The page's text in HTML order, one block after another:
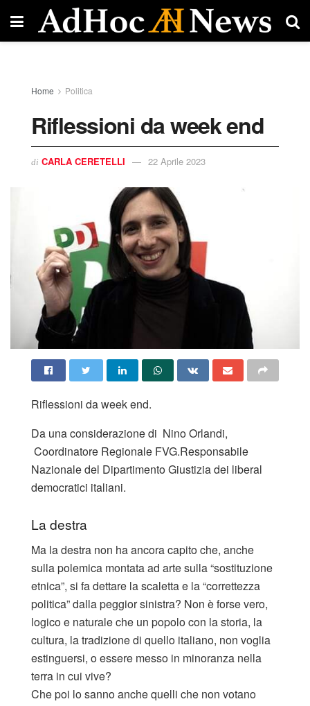
Home Politica
Riflessioni da week end
di CARLA CERETELLI 22 Aprile 2023
Riflessioni da week end.
Da una considerazione di Nino Orlandi,
Coordinatore Regionale FVG.Responsabile
Nazionale del Dipartimento Giustizia dei liberal
democratici italiani.
La destra
Ma la destra non ha ancora capito che, anche
sulla polemica montata ad arte sulla “sostituzione
etnica”, si fa dettare la scaletta e la “correttezza
politica” dalla peggior sinistra? Non è forse vero,
logico e naturale che un popolo con la storia, la
cultura, la tradizione di quello italiano, non voglia
estinguersi, o essere messo in minoranza nella
terra in cui vive?
Che poi lo sanno anche quelli che non votano